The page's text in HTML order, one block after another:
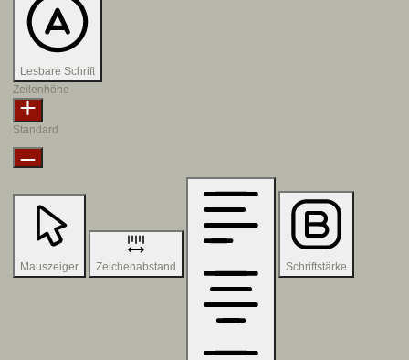
Lesbare Schrift
Zeilenhöhe
Standard
Mauszeiger Zeichenabstand Schriftstärke